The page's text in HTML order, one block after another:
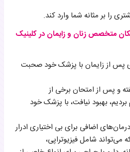
را بر مثانه شما وارد کند.
متخصص زنان و زایمان در کلینیک
پس از زایمان با پزشک خود صحبت
و پس از امتحان برخی از
بردیم، بهبود نیافت، با پزشک خود
اضافی برای بی اختیاری ادرار
می‌تواند شامل فیزیوتراپی،